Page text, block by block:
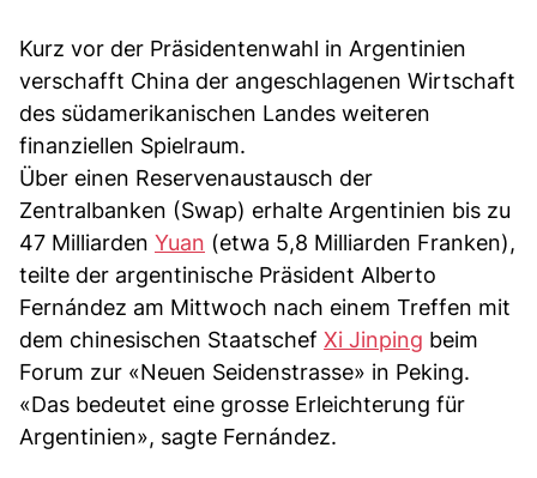
Kurz vor der Präsidentenwahl in Argentinien
verschafft China der angeschlagenen Wirtschaft
des südamerikanischen Landes weiteren
finanziellen Spielraum.
Über einen Reservenaustausch der
Zentralbanken (Swap) erhalte Argentinien bis zu
47 Milliarden Yuan (etwa 5,8 Milliarden Franken),
teilte der argentinische Präsident Alberto
Fernández am Mittwoch nach einem Treffen mit
dem chinesischen Staatschef Xi Jinping beim
Forum zur «Neuen Seidenstrasse» in Peking.
«Das bedeutet eine grosse Erleichterung für
Argentinien», sagte Fernández.